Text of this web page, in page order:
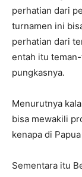
perhatian dari
turnamen ini
perhatian dari
entah itu
pungkasnya.
Menurutnya
bisa mewakili
kenapa di
Sementara itu